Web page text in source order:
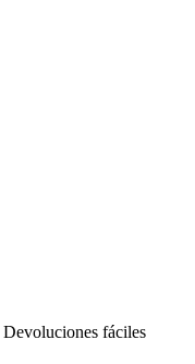
Devoluciones fáciles